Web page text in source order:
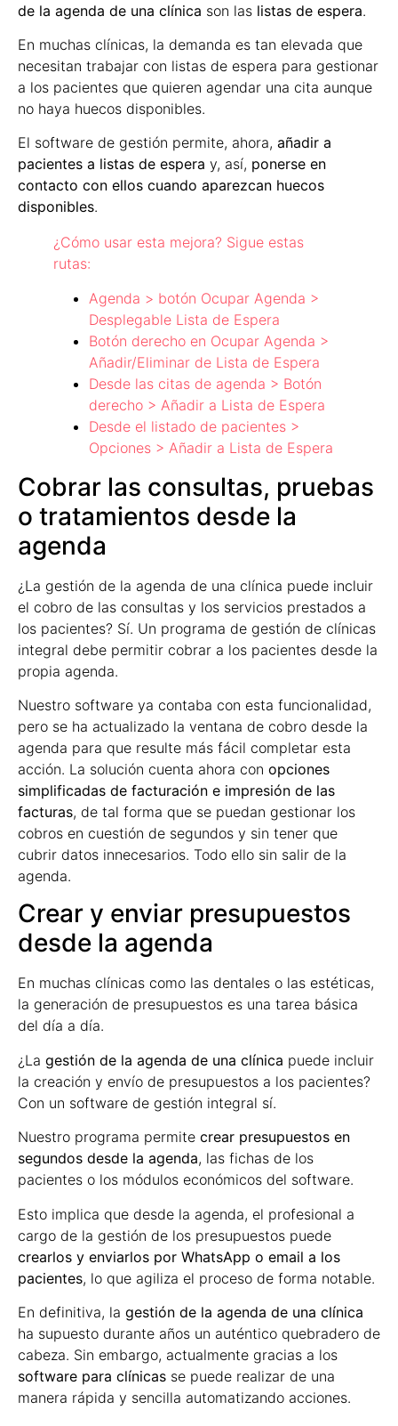
de la agenda de una clínica son las listas de espera.
En muchas clínicas, la demanda es tan elevada que
necesitan trabajar con listas de espera para gestionar
a los pacientes que quieren agendar una cita aunque
no haya huecos disponibles.
El software de gestión permite, ahora, añadir a
pacientes a listas de espera y, así, ponerse en
contacto con ellos cuando aparezcan huecos
disponibles.
¿Cómo usar esta mejora? Sigue estas
rutas:
Agenda > botón Ocupar Agenda >
Desplegable Lista de Espera
Botón derecho en Ocupar Agenda >
Añadir/Eliminar de Lista de Espera
Desde las citas de agenda > Botón
derecho > Añadir a Lista de Espera
Desde el listado de pacientes >
Opciones > Añadir a Lista de Espera
Cobrar las consultas, pruebas
o tratamientos desde la
agenda
¿La gestión de la agenda de una clínica puede incluir
el cobro de las consultas y los servicios prestados a
los pacientes? Sí. Un programa de gestión de clínicas
integral debe permitir cobrar a los pacientes desde la
propia agenda.
Nuestro software ya contaba con esta funcionalidad,
pero se ha actualizado la ventana de cobro desde la
agenda para que resulte más fácil completar esta
acción. La solución cuenta ahora con opciones
simplificadas de facturación e impresión de las
facturas, de tal forma que se puedan gestionar los
cobros en cuestión de segundos y sin tener que
cubrir datos innecesarios. Todo ello sin salir de la
agenda.
Crear y enviar presupuestos
desde la agenda
En muchas clínicas como las dentales o las estéticas,
la generación de presupuestos es una tarea básica
del día a día.
¿La gestión de la agenda de una clínica puede incluir
la creación y envío de presupuestos a los pacientes?
Con un software de gestión integral sí.
Nuestro programa permite crear presupuestos en
segundos desde la agenda, las fichas de los
pacientes o los módulos económicos del software.
Esto implica que desde la agenda, el profesional a
cargo de la gestión de los presupuestos puede
crearlos y enviarlos por WhatsApp o email a los
pacientes, lo que agiliza el proceso de forma notable.
En definitiva, la gestión de la agenda de una clínica
ha supuesto durante años un auténtico quebradero de
cabeza. Sin embargo, actualmente gracias a los
software para clínicas se puede realizar de una
manera rápida y sencilla automatizando acciones.